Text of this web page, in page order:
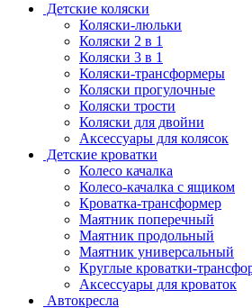
Детские коляски
Коляски-люльки
Коляски 2 в 1
Коляски 3 в 1
Коляски-трансформеры
Коляски прогулочные
Коляски трости
Коляски для двойни
Аксессуары для колясок
Детские кроватки
Колесо качалка
Колесо-качалка с ящиком
Кроватка-трансформер
Маятник поперечный
Маятник продольный
Маятник универсальный
Круглые кроватки-
Аксессуары для кроваток
Автокресла